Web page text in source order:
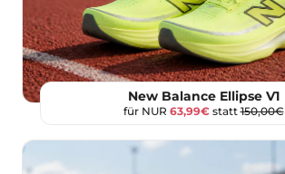
New Balance Ellipse V1
für NUR 63,99€statt150,00€